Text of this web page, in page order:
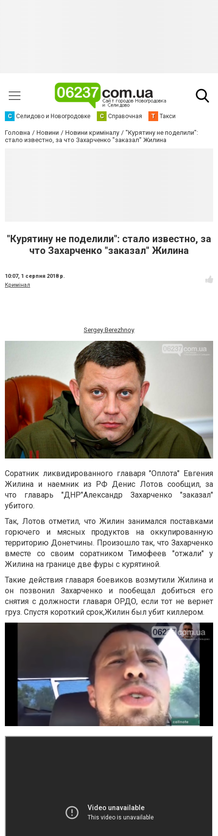
С Селидово и Новогродовке С Справочная Т Такси
Головна Новини Новини криміналу
"Курятину не поделили":
стало известно, за что Захарченко "заказал" Жилина
"Курятину не поделили": стало известно, за
что Захарченко "заказал" Жилина
10:07, 1 серпня 2018 р.
Кримінал
Sergey Berezhnoy
Соратник ликвидированного главаря "Оплота" Евгения
Жилина и наемник из РФ Денис Лотов сообщил, за
что главарь "ДНР"Александр Захарченко "заказал"
убитого.
Так, Лотов отметил, что Жилин занимался поставками
горючего и мясных продуктов на оккупированную
территорию Донетчины. Произошло так, что Захарченко
вместе со своим соратником Тимофеев "отжали" у
Жилина на границе две фуры с курятиной.
Такие действия главаря боевиков возмутили Жилина и
он позвонил Захарченко и пообещал добиться его
снятия с должности главаря ОРДО, если тот не вернет
груз. Спустя короткий срок,Жилин был убит киллером.